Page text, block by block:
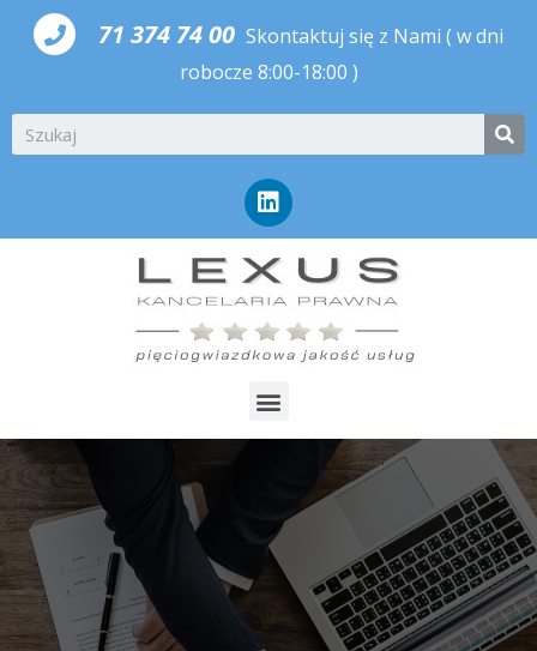
71 374 74 00 Skontaktuj się z Nami ( w dni
robocze 8:00-18:00 )